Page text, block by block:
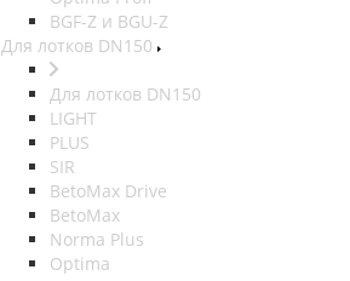
BGF-Z и BGU-Z
Для лотков DN150
Для лотков DN150
LIGHT
PLUS
SIR
BetoMax Drive
BetoMax
Norma Plus
Optima